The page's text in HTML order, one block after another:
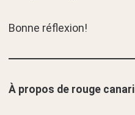
Bonne réflexion!
À propos de rouge canari